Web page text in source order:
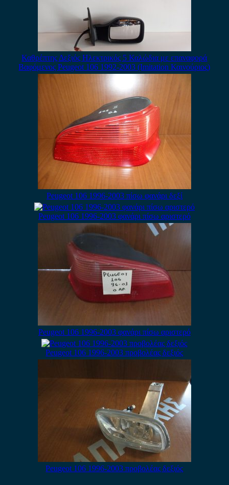
Καθρέπτης Δεξιός Ηλεκτρικός 5 Καλώδια με επαναφορά
Βαφόμενος Peugeot 106 1992-2003 (Imitation Καινούριος)
Peugeot 106 1996-2003 πίσω φανάρι δεξί
Peugeot 106 1996-2003 φανάρι πίσω αριστερό
Peugeot 106 1996-2003 φανάρι πίσω αριστερό
Peugeot 106 1996-2003 προβολέας δεξιός
Peugeot 106 1996-2003 προβολέας δεξιός